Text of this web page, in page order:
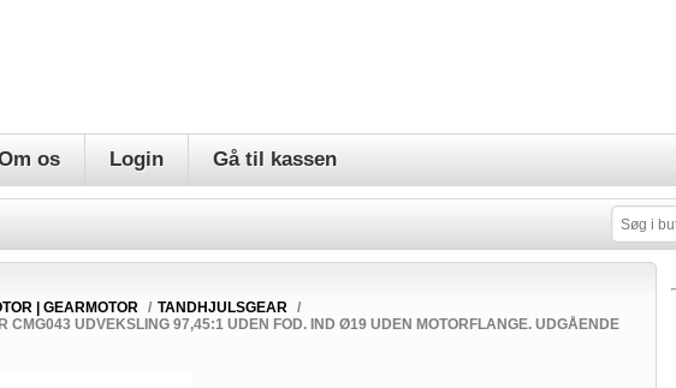
os Login Gå til kassen
| GEARMOTOR / TANDHJULSGEAR /
CMG043 UDVEKSLING 97,45:1 UDEN FOD. IND Ø19 UDEN MOTORFLANGE. UDGÅENDE